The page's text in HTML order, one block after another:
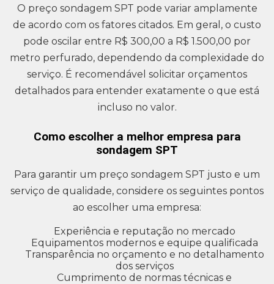
O preço sondagem SPT pode variar amplamente
de acordo com os fatores citados. Em geral, o custo
pode oscilar entre R$ 300,00 a R$ 1.500,00 por
metro perfurado, dependendo da complexidade do
serviço. É recomendável solicitar orçamentos
detalhados para entender exatamente o que está
incluso no valor.
Como escolher a melhor empresa para
sondagem SPT
Para garantir um preço sondagem SPT justo e um
serviço de qualidade, considere os seguintes pontos
ao escolher uma empresa:
Experiência e reputação no mercado
Equipamentos modernos e equipe qualificada
Transparência no orçamento e no detalhamento
dos serviços
Cumprimento de normas técnicas e